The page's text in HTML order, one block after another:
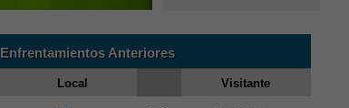
Enfrentamientos Anteriores
Local Visitante